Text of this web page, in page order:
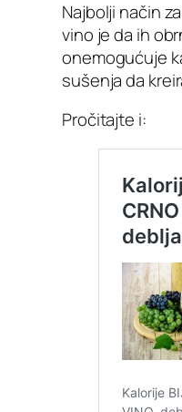
Najbolji način
vino je da ih
onemogućuje
sušenja da
Pročitajte i: